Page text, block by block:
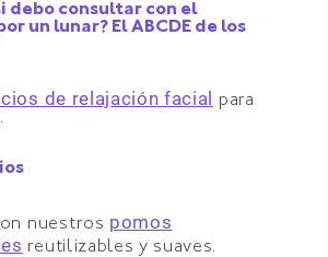
debo consultar con el
un lunar? El ABCDE de los
de relajación facial para
nuestros pomos
reutilizables y suaves.